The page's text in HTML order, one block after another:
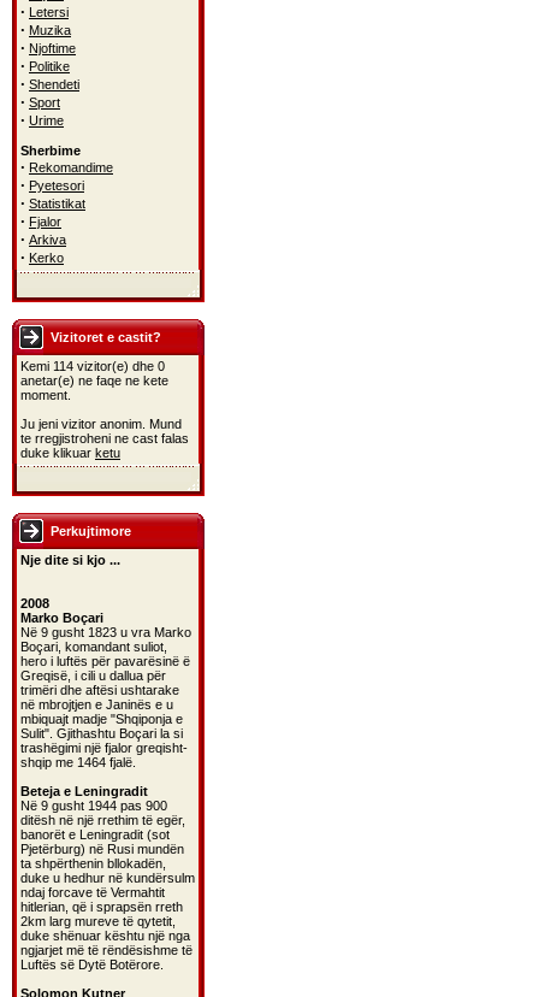
· Letersi
· Muzika
· Njoftime
· Politike
· Shendeti
· Sport
· Urime
Sherbime
· Rekomandime
· Pyetesori
· Statistikat
· Fjalor
· Arkiva
· Kerko
Vizitoret e castit?
Kemi 114 vizitor(e) dhe 0
anetar(e) ne faqe ne kete
moment.
Ju jeni vizitor anonim. Mund
te rregjistroheni ne cast falas
duke klikuar ketu
Perkujtimore
Nje dite si kjo ...
2008
Marko Boçari
Në 9 gusht 1823 u vra Marko
Boçari, komandant suliot,
hero i luftës për pavarësinë ë
Greqisë, i cili u dallua për
trimëri dhe aftësi ushtarake
në mbrojtjen e Janinës e u
mbiquajt madje "Shqiponja e
Sulit". Gjithashtu Boçari la si
trashëgimi një fjalor greqisht-
shqip me 1464 fjalë.
Beteja e Leningradit
Në 9 gusht 1944 pas 900
ditësh në një rrethim të egër,
banorët e Leningradit (sot
Pjetërburg) në Rusi mundën
ta shpërthenin bllokadën,
duke u hedhur në kundërsulm
ndaj forcave të Vermahtit
hitlerian, që i sprapsën rreth
2km larg mureve të qytetit,
duke shënuar kështu një nga
ngjarjet më të rëndësishme të
Luftës së Dytë Botërore.
Solomon Kutner